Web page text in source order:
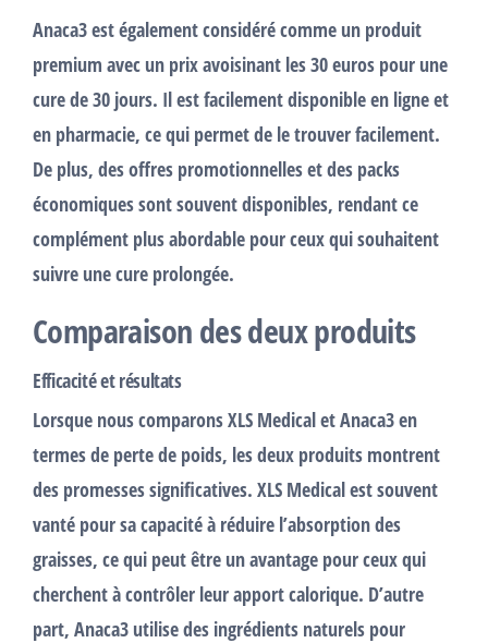
Anaca3 est également considéré comme un produit
premium avec un prixavoisinant les 30 euros pour une
cure de 30 jours. Il est facilement disponible en ligne et
en pharmacie, ce qui permet de le trouver facilement.
De plus, des offres promotionnelles et des packs
économiques sont souvent disponibles, rendant ce
complément plus abordable pour ceux qui souhaitent
suivre une cure prolongée.
Comparaison des deux produits
Efficacité et résultats
Lorsque nous comparons XLS Medical et Anaca3 en
termes de perte de poids, les deux produits montrent
des promesses significatives. XLS Medical est souvent
vanté pour sa capacité à réduire l’absorption des
graisses, ce qui peut être un avantage pour ceux qui
cherchent à contrôler leur apport calorique. D’autre
part, Anaca3 utilise des ingrédients naturels pour